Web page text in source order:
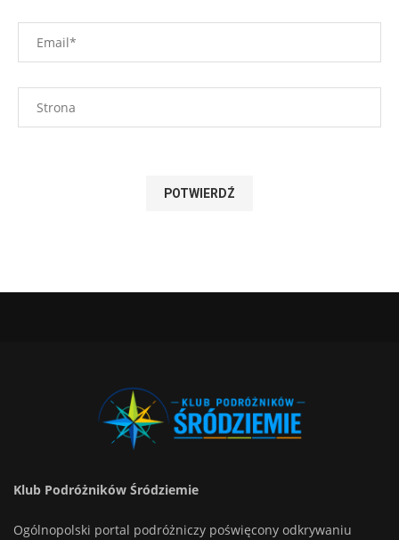
Klub Podróżników Śródziemie
Ogólnopolski portal podróżniczy poświęcony odkrywaniu